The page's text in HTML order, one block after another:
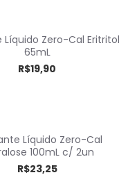
Zero-Cal Eritritol
65mL
R$19,90
Líquido Zero-Cal
100mL c/ 2un
R$23,25